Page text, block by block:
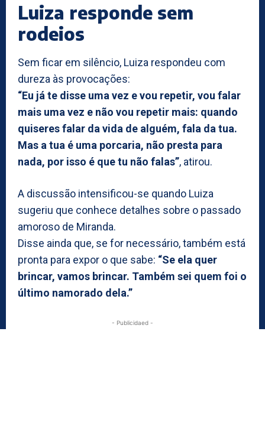
Luiza responde sem
rodeios
Sem ficar em silêncio, Luiza respondeu com
dureza às provocações:
“Eu já te disse uma vez e vou repetir, vou falar
mais uma vez e não vou repetir mais: quando
quiseres falar da vida de alguém, fala da tua.
Mas a tua é uma porcaria, não presta para
nada, por isso é que tu não falas”, atirou.
A discussão intensificou-se quando Luiza
sugeriu que conhece detalhes sobre o passado
amoroso de Miranda.
Disse ainda que, se for necessário, também está
pronta para expor o que sabe: “Se ela quer
brincar, vamos brincar. Também sei quem foi o
último namorado dela.”
- Publicidaed -